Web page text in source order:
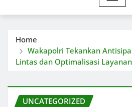
Home
Wakapolri Tekankan
Lintas dan Optimalisasi
UNCATEGORIZED